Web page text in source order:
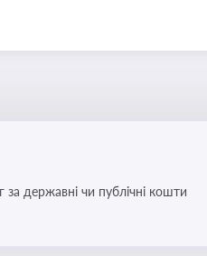
за державні чи публічні кошти